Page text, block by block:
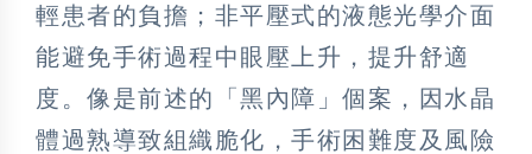
輕患者的負擔；非平壓式的液態光學介面
能避免手術過程中眼壓上升，提升舒適
度。像是前述的「黑內障」個案，因水晶
體過熟導致組織脆化，手術困難度及風險